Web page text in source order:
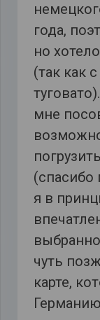
года,
но
(так как
мне
(спасибо
я в
чуть
карте,